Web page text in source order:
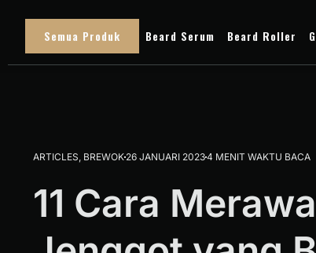
Semua Produk Beard Serum Beard Roller
ARTICLES BREWOK 26 JANUARI 20234 MENIT WAKTU BACA
11 Cara